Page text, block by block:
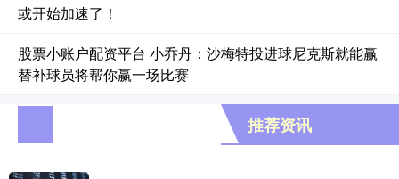
或开始加速了！
股票小账户配资平台 小乔丹：沙梅特投进球尼克斯就能赢
替补球员将帮你赢一场比赛
推荐资讯